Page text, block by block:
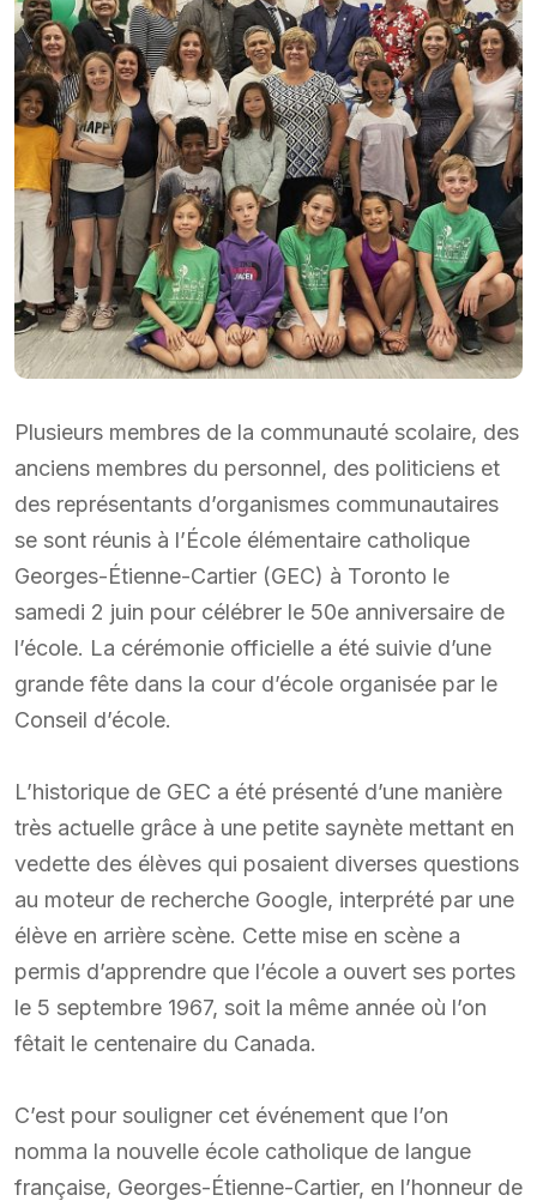
Plusieurs membres de la communauté scolaire, des
anciens membres du personnel, des politiciens et
des représentants d’organismes communautaires
se sont réunis à l’École élémentaire catholique
Georges-Étienne-Cartier (GEC) à Toronto le
samedi 2 juin pour célébrer le 50e anniversaire de
l’école. La cérémonie officielle a été suivie d’une
grande fête dans la cour d’école organisée par le
Conseil d’école.
L’historique de GEC a été présenté d’une manière
très actuelle grâce à une petite saynète mettant en
vedette des élèves qui posaient diverses questions
au moteur de recherche Google, interprété par une
élève en arrière scène. Cette mise en scène a
permis d’apprendre que l’école a ouvert ses portes
le 5 septembre 1967, soit la même année où l’on
fêtait le centenaire du Canada.
C’est pour souligner cet événement que l’on
nomma la nouvelle école catholique de langue
française, Georges-Étienne-Cartier, en l’honneur de